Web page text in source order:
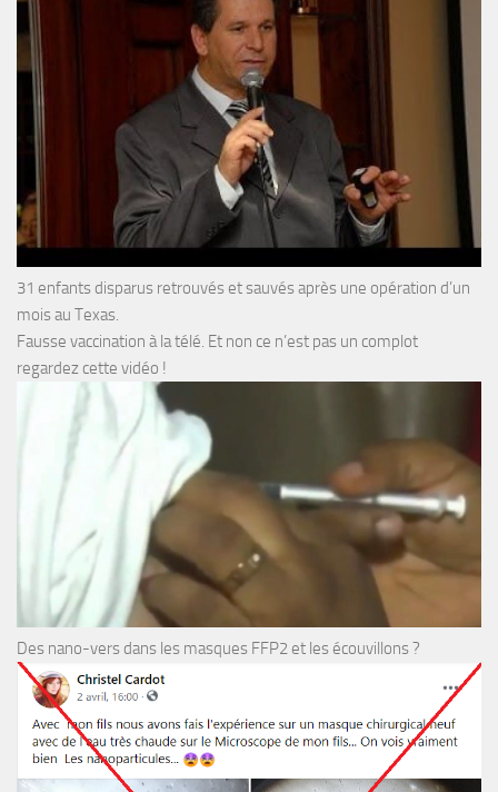
31 enfants disparus retrouvés et sauvés après une opération d’un
mois au Texas.
Fausse vaccination à la télé. Et non ce n’est pas un complot
regardez cette vidéo !
Des nano-vers dans les masques FFP2 et les écouvillons ?